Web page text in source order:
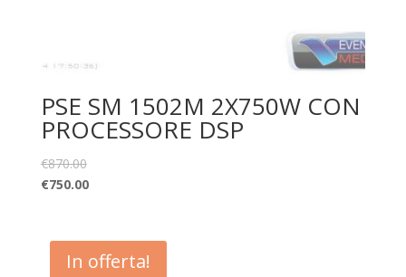
PSE SM 1502M 2X750W CON
PROCESSORE DSP
€870.00
€750.00
In offerta!